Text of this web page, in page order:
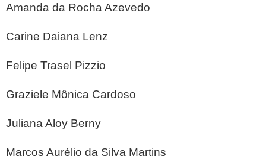
Amanda da Rocha Azevedo
Carine Daiana Lenz
Felipe Trasel Pizzio
Graziele Mônica Cardoso
Juliana Aloy Berny
Marcos Aurélio da Silva Martins